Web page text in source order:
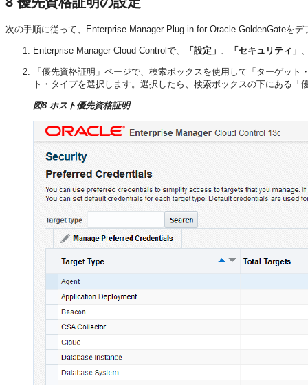
次の手順に従って、Enterprise Manager Plug-in for Oracle GoldenGateを
Enterprise Manager Cloud Controlで、 「設定」 「セキュリティ」
「優先資格証明」ページで、検索ボックスを使用して「ターゲッ
ト・タイプを選択します。選択したら、検索ボックスの下にある
図8 ホスト優先資格証明